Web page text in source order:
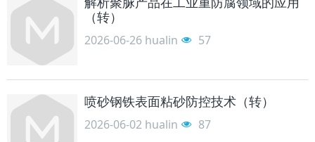
（转）
2026-06-26 hualin 57
喷砂钢铁表面粘砂防控技术（转）
2026-06-02 hualin 87